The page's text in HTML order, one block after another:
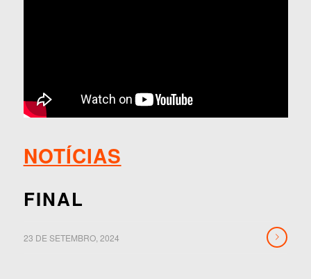
NOTÍCIAS
FINAL
23 DE SETEMBRO, 2024